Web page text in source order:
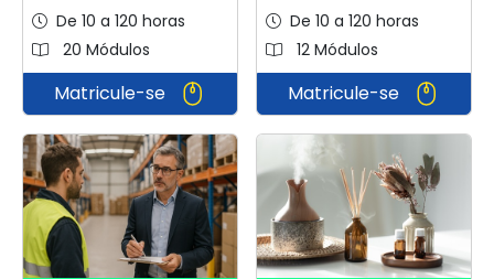
De 10 a 120 horas
20 Módulos
Matricule-se
De 10 a 120 horas
12 Módulos
Matricule-se